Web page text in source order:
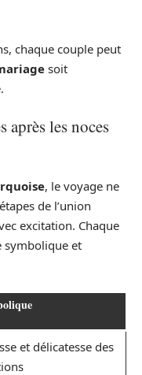
chaque couple peut
soit
après les noces
, le voyage ne
de l’union
excitation. Chaque
symbolique et
et délicatesse des